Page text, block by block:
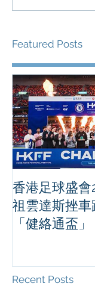
Featured Posts
香港足球盛
祖雲達斯挫車路士 成
「健絡通盃」
Recent Posts